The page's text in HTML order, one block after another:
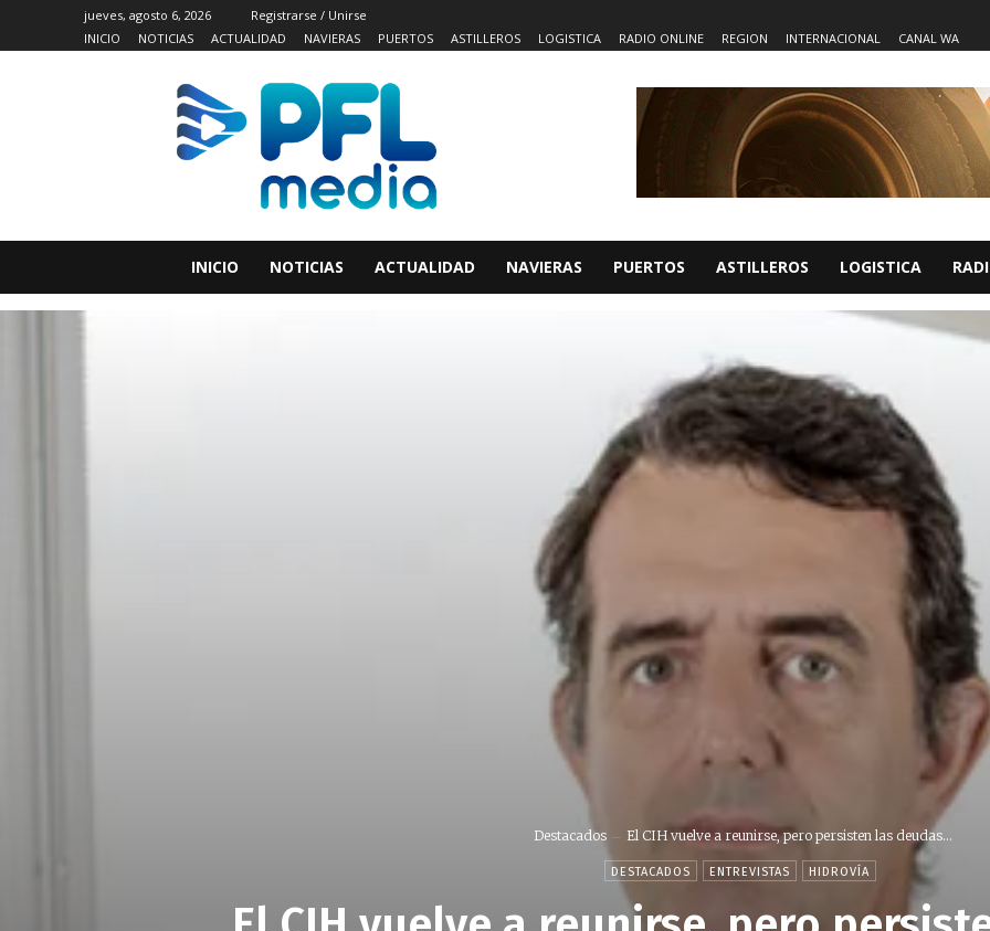
jueves, agosto 6, 2026
Registrarse / Unirse
INICIO
NOTICIAS ACTUALIDAD NAVIERAS PUERTOS ASTILLEROS LOGISTICA RADIO ONLINE REGION INTERNACIONAL CANAL WA
INICIO NOTICIAS ACTUALIDAD NAVIERAS PUERTOS ASTILLEROS LOGISTICA
Destacados El CIH vuelve a reunirse, pero persisten las deudas...
DESTACADOS ENTREVISTAS HIDROVÍA